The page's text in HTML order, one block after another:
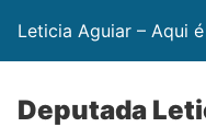
Leticia Aguiar – Aqui
Deputada